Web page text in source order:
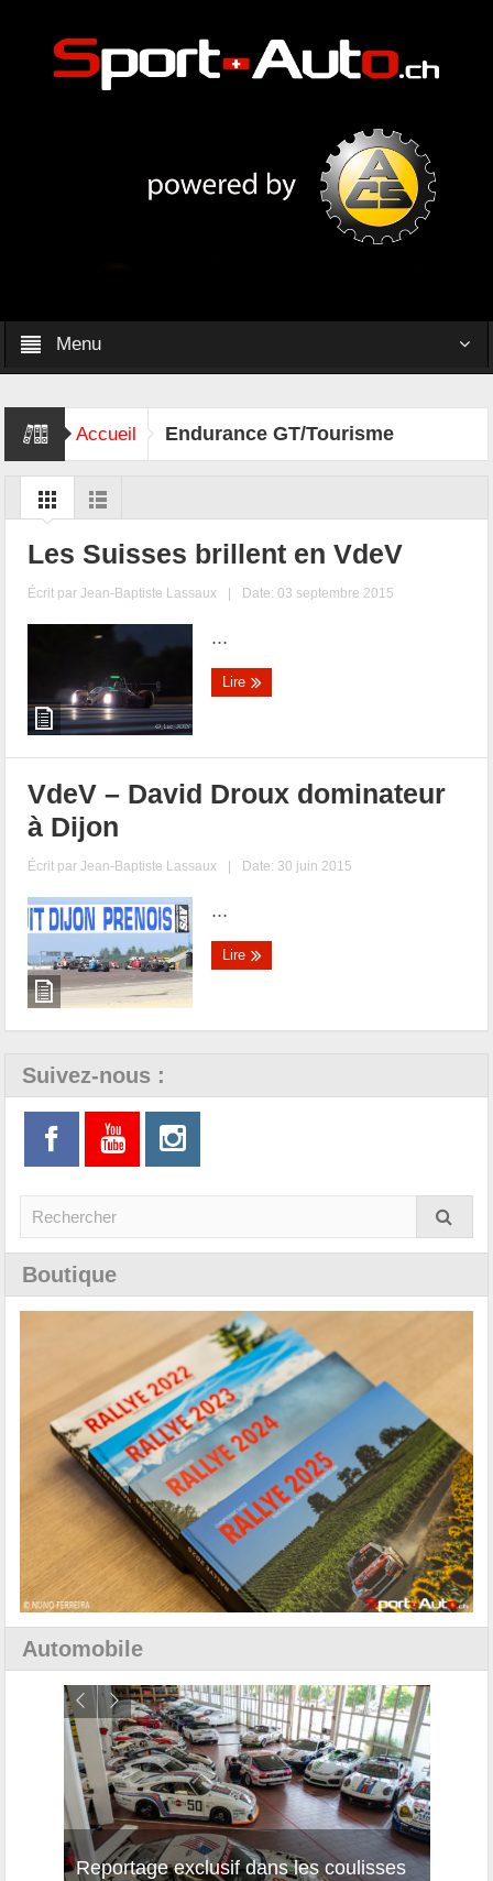
Menu
Accueil Endurance GT/Tourisme
Les Suisses brillent en VdeV
Écrit parJean-Baptiste Lassaux | Date: 03 septembre 2015
...
Lire
VdeV – David Droux dominateur
à Dijon
Écrit parJean-Baptiste Lassaux | Date: 30 juin 2015
...
Lire
Suivez-nous :
Boutique
Automobile
Reportage exclusif dans les coulisses